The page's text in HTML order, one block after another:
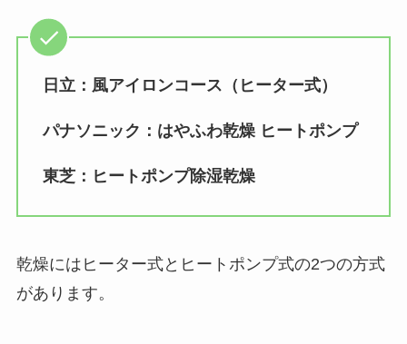
日立：風アイロンコース（ヒーター式）
パナソニック：はやふわ乾燥 ヒートポンプ
東芝：ヒートポンプ除湿乾燥
乾燥にはヒーター式とヒートポンプ式の2つの方式
があります。